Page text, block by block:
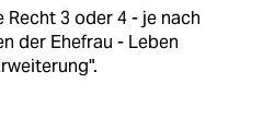
Recht 3 oder 4 - je nach
der Ehefrau - Leben